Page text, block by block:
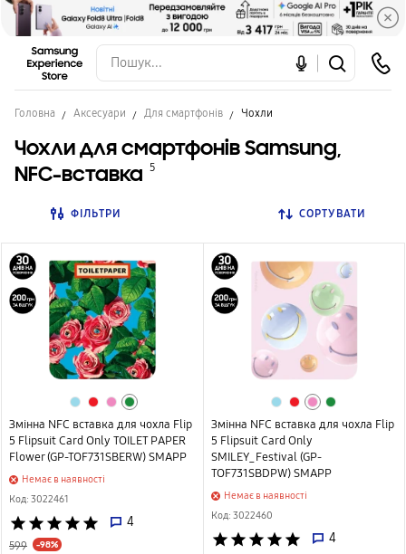
Головна Аксесуари Для смартфонів Чохли
Чохли для смартфонів Samsung,
NFС-вставка 5
ФІЛЬТРИ СОРТУВАТИ
Змінна NFС вставка для чохла Flip
5 Flipsuit Card Only TOILET PAPER
Flower (GP-TOF731SBERW) SMAPP
Немає в наявності
Код: 3022461
star star star star star 4
599 -98%
Змінна NFС вставка для чохла Flip
5 Flipsuit Card Only
SMILEY_Festival (GP-
TOF731SBDPW) SMAPP
Немає в наявності
Код: 3022460
star star star star star 4